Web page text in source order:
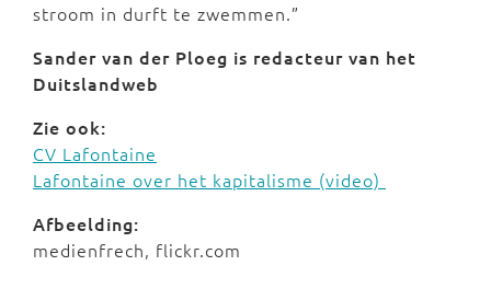
stroom in durft te zwemmen.”
Sander van der Ploeg is redacteur van het
Duitslandweb
Zie ook:
CV Lafontaine
Lafontaine over het kapitalisme (video)
Afbeelding:
medienfrech, flickr.com